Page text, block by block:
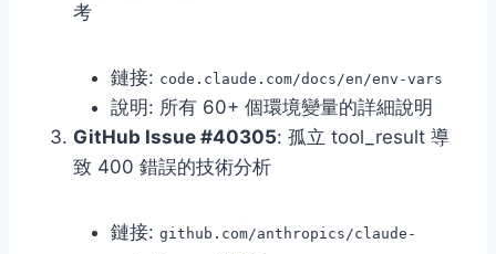
考
鏈接: code.claude.com/docs/en/env-vars
說明: 所有 60+ 個環境變量的詳細說明
GitHub Issue #40305: 孤立 tool_result 導
致 400 錯誤的技術分析
鏈接: github.com/anthropics/claude-